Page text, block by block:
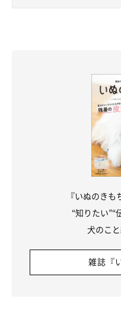
『いぬのき
“知りたい”“
犬のこ
雑誌『